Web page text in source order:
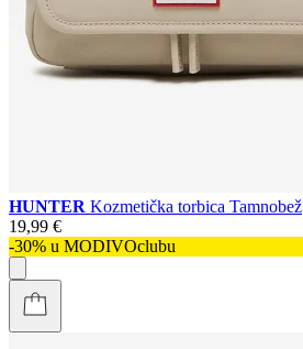
HUNTER Kozmetička torbica Tamnobež
19,99 €
-30% u MODIVOclubu